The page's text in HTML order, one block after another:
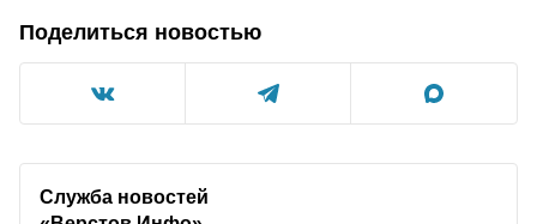
Поделиться новостью
Служба новостей